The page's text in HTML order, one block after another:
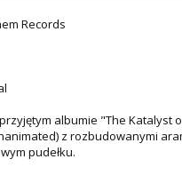
Records
albumie "The Katalyst
z rozbudowanymi
pudełku.